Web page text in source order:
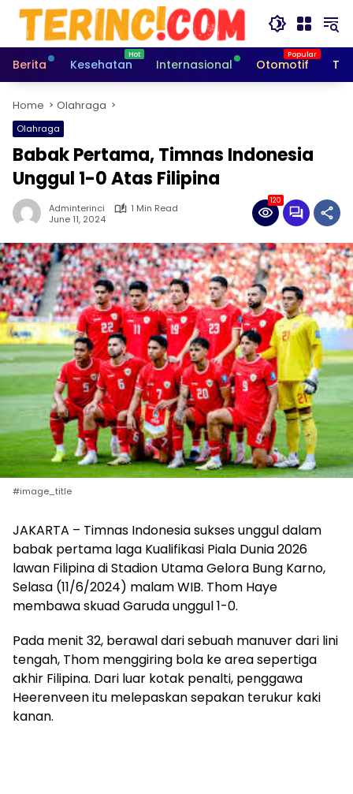
Skip
content
Berita
Kesehatan Internasional Otomotif
Home Olahraga
Olahraga
Babak Pertama, Timnas Indonesia
Unggul 1-0 Atas Filipina
Adminterinci
1 Min Read
June 11, 2024
120
#image_title
JAKARTA – Timnas Indonesia sukses unggul dalam
babak pertama laga Kualifikasi Piala Dunia 2026
lawan Filipina di Stadion Utama Gelora Bung Karno,
Selasa (11/6/2024) malam WIB. Thom Haye
membawa skuad Garuda unggul 1-0.
Pada menit 32, berawal dari sebuah manuver dari lini
tengah, Thom menggiring bola ke area sepertiga
akhir Filipina. Dari luar kotak penalti, penggawa
Heerenveen itu melepaskan sepakan terukur kaki
kanan.